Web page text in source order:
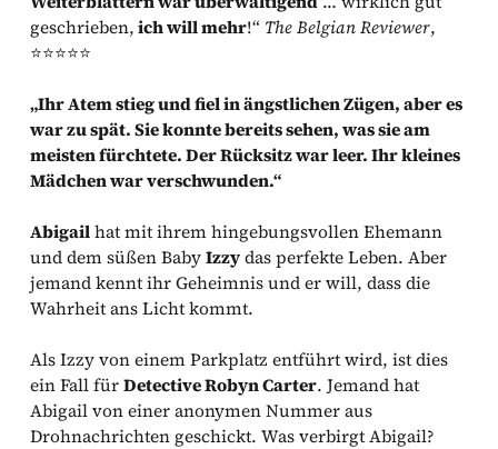
geschrieben,ich will mehr!“ The Belgian Reviewer,
⭐️⭐️⭐️⭐️⭐️
„Ihr Atem stieg und fiel in ängstlichen Zügen, aber es
war zu spät. Sie konnte bereits sehen, was sie am
meisten fürchtete. Der Rücksitz war leer. Ihr kleines
Mädchen war verschwunden.“
Abigailhat mit ihrem hingebungsvollen Ehemann
und dem süßen BabyIzzydas perfekte Leben. Aber
jemand kennt ihr Geheimnis und er will, dass die
Wahrheit ans Licht kommt.
Als Izzy von einem Parkplatz entführt wird, ist dies
ein Fall fürDetective Robyn Carter. Jemand hat
Abigail von einer anonymen Nummer aus
Drohnachrichten geschickt. Was verbirgt Abigail?